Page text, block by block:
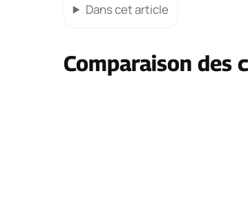
Dans cet article
Comparaison des